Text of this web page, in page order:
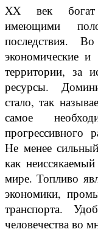
XX век богат
имеющими
последствия.
экономические
территории, за
ресурсы.
стало, так
самое
прогрессивного
Не менее
как
мире. Топливо
экономики,
транспорта.
человечества во